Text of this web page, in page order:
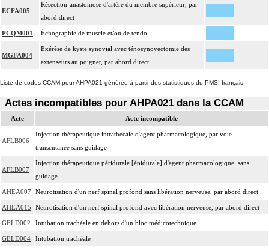
ECFA005
Résection-anastomose d'artère du membre supérieur, par
abord direct
PCQM001 Échographie de muscle et/ou de tendo
MGFA004
Exérèse de kyste synovial avec ténosynovectomie des
extenseurs au poignet, par abord direct
Liste de codes CCAM pour AHPA021 générée à partir des statistiques du PMSI français
Actes incompatibles pour AHPA021 dans la CCAM
Acte Acte incompatible
AFLB006
Injection thérapeutique intrathécale d'agent pharmacologique, par voie
transcutanée sans guidage
AFLB007
Injection thérapeutique péridurale [épidurale] d'agent pharmacologique, sans
guidage
AHEA007 Neurotisation d'un nerf spinal profond sans libération nerveuse, par abord direct
AHEA015 Neurotisation d'un nerf spinal profond avec libération nerveuse, par abord direct
GELD002 Intubation trachéale en dehors d'un bloc médicotechnique
GELD004 Intubation trachéale